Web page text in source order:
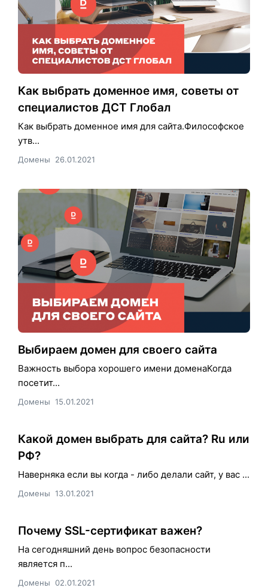
Как выбрать доменное имя, советы от
специалистов ДСТ Глобал
Как выбрать доменное имя для сайта.Философское
утв...
Домены 26.01.2021
Выбираем домен для своего сайта
Важность выбора хорошего имени доменаКогда
посетит...
Домены 15.01.2021
Какой домен выбрать для сайта? Ru или
РФ?
Наверняка если вы когда - либо делали сайт, у вас ...
Домены 13.01.2021
Почему SSL-сертификат важен?
На сегодняшний день вопрос безопасности
является п...
Домены 02.01.2021